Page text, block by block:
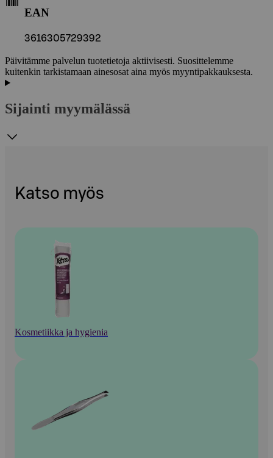
EAN
3616305729392
Päivitämme palvelun tuotetietoja aktiivisesti. Suosittelemme
kuitenkin tarkistamaan ainesosat aina myös myyntipakkauksesta.
Sijainti myymälässä
Katso myös
Kosmetiikka ja hygienia